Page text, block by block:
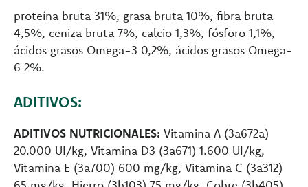
proteína bruta 31%, grasa bruta 10%, fibra bruta
4,5%, ceniza bruta 7%, calcio 1,3%, fósforo 1,1%,
ácidos grasos Omega-3 0,2%, ácidos grasos Omega-
6 2%.
ADITIVOS:
ADITIVOS NUTRICIONALES: Vitamina A (3a672a)
20.000 UI/kg, Vitamina D3 (3a671) 1.600 UI/kg,
Vitamina E (3a700) 600 mg/kg, Vitamina C (3a312)